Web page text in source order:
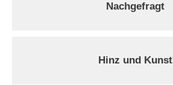
Nachgefragt
Hinz und Kunst